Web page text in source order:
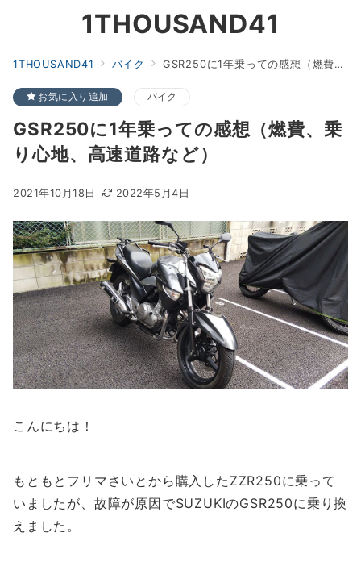
1THOUSAND41
1THOUSAND41 バイク GSR250に1年乗っての感想（燃費、乗り心地、高速道路など）
お気に入り追加 バイク
GSR250に1年乗っての感想（燃費、乗
り心地、高速道路など）
2021年10月18日 2022年5月4日
こんにちは！
もともとフリマさいとから購入したZZR250に乗って
いましたが、故障が原因でSUZUKIのGSR250に乗り換
えました。